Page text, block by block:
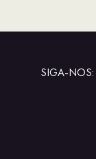
SIGA-NOS: